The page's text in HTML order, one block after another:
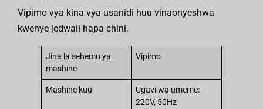
Vipimo vya kina vya usanidi huu vinaonyeshwa
kwenye jedwali hapa chini.
Jina la sehemu ya
mashine
Vipimo
Mashine kuu
Ugavi wa umeme:
220V, 50Hz